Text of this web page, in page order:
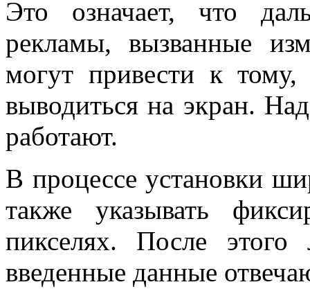
Это означает, что
рекламы, вызванные
могут привести к
выводиться на экран.
работают.
В процессе установки
также указывать
пикселях. После
введенные данные